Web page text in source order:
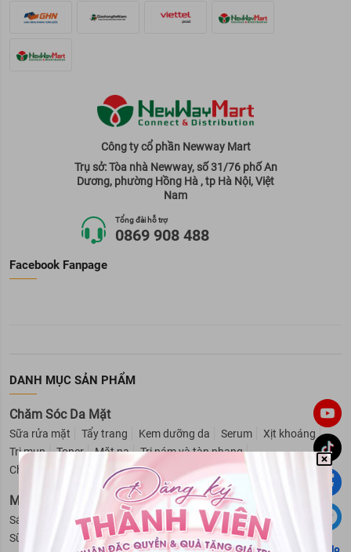
Công ty cổ phần Newway Mart
Trụ sở: Tòa nhà Newway, số 31/76 phố An
Dương, phường Hồng Hà , tp Hà Nội, Việt
Nam
Tổng đài hỗ trợ
0869 908 488
Facebook Fanpage
DANH MỤC SẢN PHẨM
Chăm Sóc Da Mặt
Sữa rửa mặt Tẩy trang Kem dưỡng da Serum
Xịt khoáng
Trị mụn
Toner Mặt nạ
Trị nám và tàn nhang
Chăm sóc vùng da mắt
Lotion Tẩy tế bào da chết mặt
Mỹ Phẩm Cho Nam
Sáp vuốt tóc nam Sữa tắm cho nam
Hỗ trợ mọc râu
Sữa rửa mặt cho nam
Dầu gội - Xả cho nam